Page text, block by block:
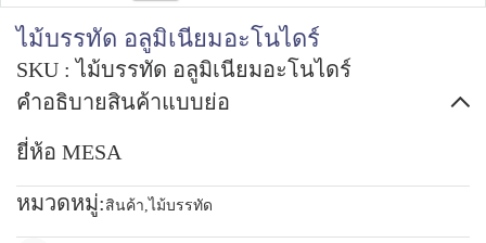
ไม้บรรทัด อลูมิเนียมอะโนไดร์
SKU : ไม้บรรทัด อลูมิเนียมอะโนไดร์
คำอธิบายสินค้าแบบย่อ
ยี่ห้อ MESA
หมวดหมู่: สินค้า,ไม้บรรทัด